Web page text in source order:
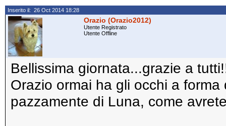
Inserito il: 26 Oct 2014 18:28
Orazio (Orazio2012)
Utente Registrato
Utente Offline
Bellissima giornata...grazie a
Orazio ormai ha gli occhi a
pazzamente di Luna, come